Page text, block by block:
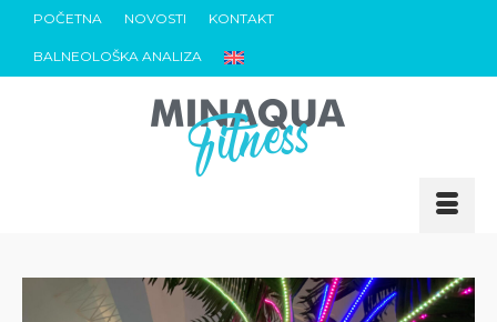
POČETNA NOVOSTI KONTAKT
BALNEOLOŠKA ANALIZA